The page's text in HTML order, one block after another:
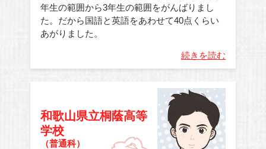
年生の範囲から3年生の範囲をがんばりまし
た。だから国語と英語をあわせて40点くらい
あがりました。
続きを読む
和歌山県立桐蔭高等
学校
（普通科）